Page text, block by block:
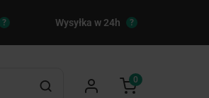
? Wysyłka w 24h ?
0